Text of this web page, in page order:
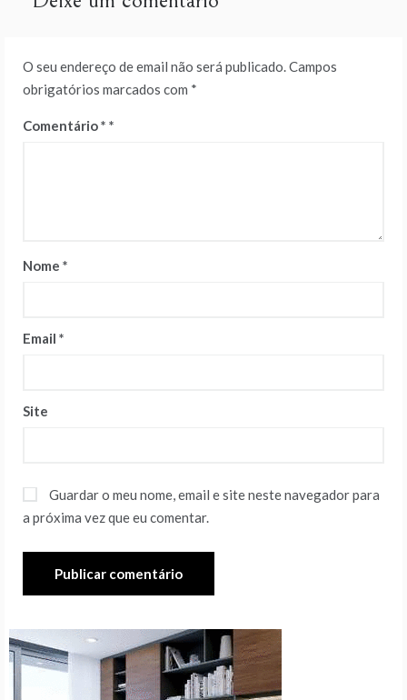
O seu endereço de email não será publicado.Campos
obrigatórios marcados com *
Comentário*
Nome *
Email *
Site
Guardar o meu nome, email e site neste navegador para
a próxima vez que eu comentar.